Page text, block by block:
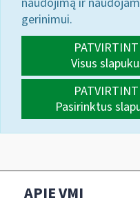
gerinimui.
Visus
Pasirinktus
APIE VMI